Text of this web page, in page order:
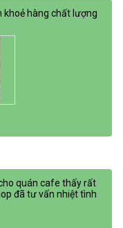
khoẻ hàng chất lượng
quán cafe thấy rất
đã tư vấn nhiệt tình